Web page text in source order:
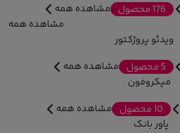
176 محصول
مشاهده همه
مشاهده همه
ویدئو پروژکتور
5 محصول
مشاهده همه
میکروفون
10 محصول
مشاهده همه
پاور بانک